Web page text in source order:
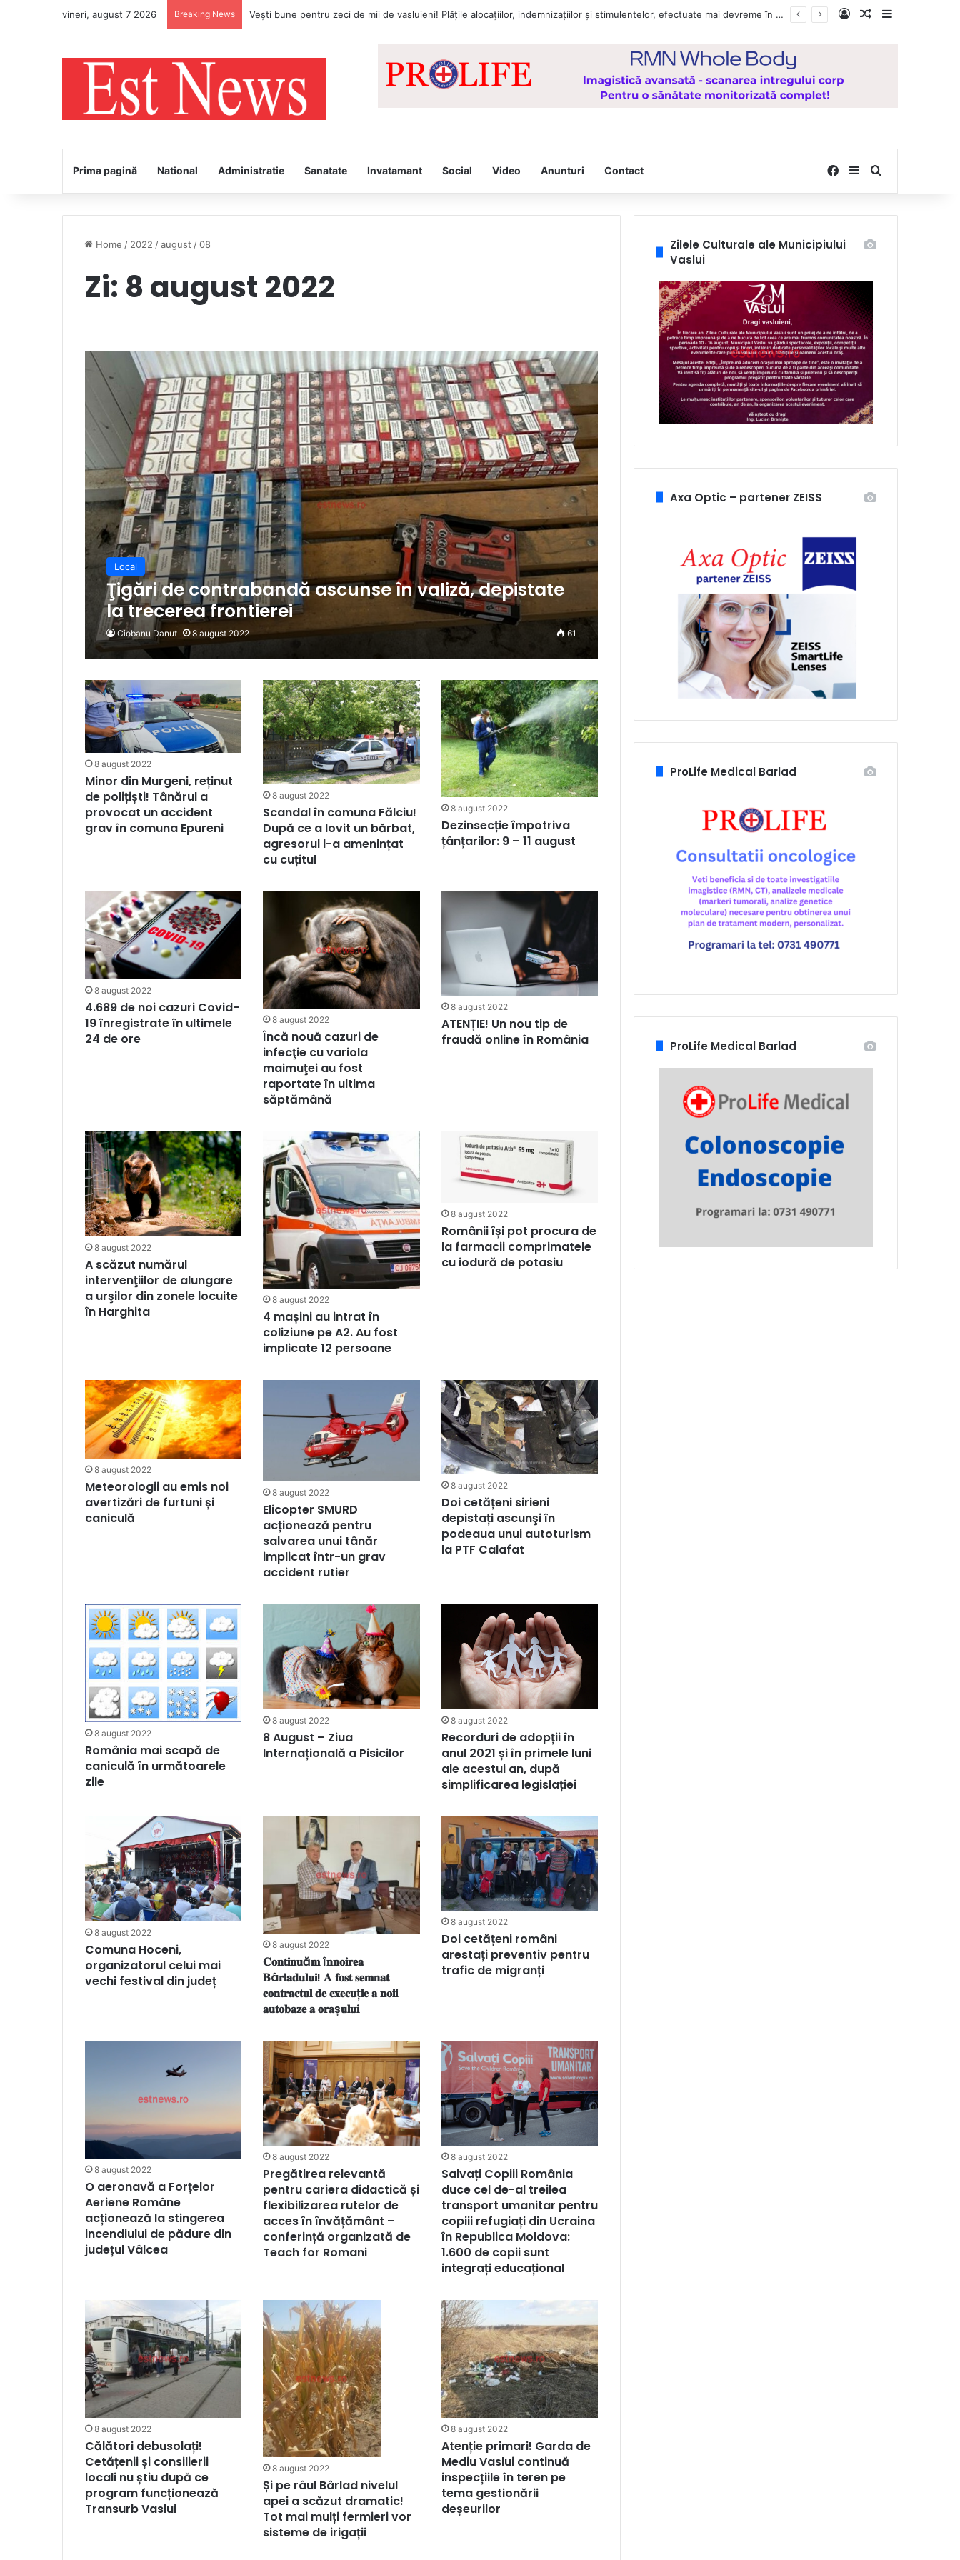
vineri, august 7 2026 Breaking News PS Ignatie va întâmpina, joi, la Vaslui, Icoana făcătoare de minuni a Maicii Domnului, de la Mănăstirea Hadâmbu Log InRandom Article
Prima pagină National Administratie Sanatate Invatamant Social Video Anunturi Contact Facebook
SidebarSearch for
Home / 2022 /august /08
Zi: 8 august 2022
Local
Ţigări de contrabandă ascunse în valiză, depistate
la trecerea frontierei
Ciobanu Danut 8 august 2022 61
8 august 2022
Minor din Murgeni, reținut
de polițiști! Tânărul a
provocat un accident
grav în comuna Epureni
8 august 2022
Scandal în comuna Fălciu!
După ce a lovit un bărbat,
agresorul l-a amenințat
cu cuțitul
8 august 2022
Dezinsecție împotriva
țânțarilor: 9 – 11 august
8 august 2022
4.689 de noi cazuri Covid-
19 înregistrate în ultimele
24 de ore
8 august 2022
Încă nouă cazuri de
infecţie cu variola
maimuţei au fost
raportate în ultima
săptămână
8 august 2022
ATENȚIE! Un nou tip de
fraudă online în România
8 august 2022
A scăzut numărul
intervenţiilor de alungare
a urşilor din zonele locuite
în Harghita
8 august 2022
4 mașini au intrat în
coliziune pe A2. Au fost
implicate 12 persoane
8 august 2022
Românii își pot procura de
la farmacii comprimatele
cu iodură de potasiu
8 august 2022
Meteorologii au emis noi
avertizări de furtuni și
caniculă
8 august 2022
Elicopter SMURD
acționează pentru
salvarea unui tânăr
implicat într-un grav
accident rutier
8 august 2022
Doi cetățeni sirieni
depistați ascunşi în
podeaua unui autoturism
la PTF Calafat
8 august 2022
România mai scapă de
caniculă în următoarele
zile
8 august 2022
8 August – Ziua
Internațională a Pisicilor
8 august 2022
Recorduri de adopții în
anul 2021 și în primele luni
ale acestui an, după
simplificarea legislației
8 august 2022
Comuna Hoceni,
organizatorul celui mai
vechi festival din județ
8 august 2022
𝐂𝐨𝐧𝐭𝐢𝐧𝐮ă𝐦 î𝐧𝐧𝐨𝐢𝐫𝐞𝐚
𝐁â𝐫𝐥𝐚𝐝𝐮𝐥𝐮𝐢! 𝐀 𝐟𝐨𝐬𝐭 𝐬𝐞𝐦𝐧𝐚𝐭
𝐜𝐨𝐧𝐭𝐫𝐚𝐜𝐭𝐮𝐥 𝐝𝐞 𝐞𝐱𝐞𝐜𝐮ț𝐢𝐞 𝐚 𝐧𝐨𝐢𝐢
𝐚𝐮𝐭𝐨𝐛𝐚𝐳𝐞 𝐚 𝐨𝐫𝐚ș𝐮𝐥𝐮𝐢
8 august 2022
Doi cetățeni români
arestați preventiv pentru
trafic de migranți
8 august 2022
O aeronavă a Forțelor
Aeriene Române
acționează la stingerea
incendiului de pădure din
județul Vâlcea
8 august 2022
Pregătirea relevantă
pentru cariera didactică și
flexibilizarea rutelor de
acces în învățământ –
conferință organizată de
Teach for Romani
8 august 2022
Salvați Copiii România
duce cel de-al treilea
transport umanitar pentru
copiii refugiați din Ucraina
în Republica Moldova:
1.600 de copii sunt
integrați educațional
8 august 2022
Călători debusolați!
Cetățenii și consilierii
locali nu știu după ce
program funcționează
Transurb Vaslui
8 august 2022
Și pe râul Bârlad nivelul
apei a scăzut dramatic!
Tot mai mulți fermieri vor
sisteme de irigații
8 august 2022
Atenție primari! Garda de
Mediu Vaslui continuă
inspecțiile în teren pe
tema gestionării
deșeurilor
Zilele Culturale ale Municipiului
Vaslui
Axa Optic – partener ZEISS
ProLife Medical Barlad
ProLife Medical Barlad